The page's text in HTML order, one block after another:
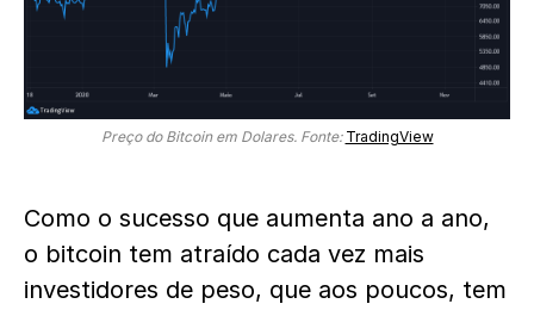
Preço do Bitcoin em Dolares. Fonte: TradingView
Como o sucesso que aumenta ano a ano,
o bitcoin tem atraído cada vez mais
investidores de peso, que aos poucos, tem